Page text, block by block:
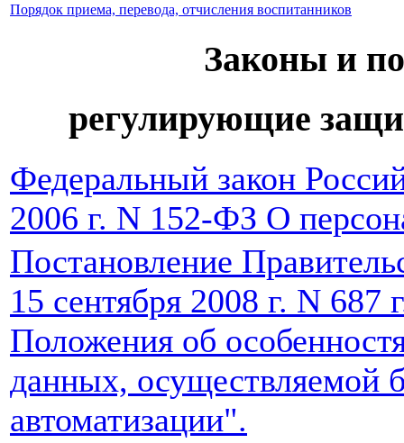
Порядок приема, перевода, отчисления воспитанников
Законы и
регулирующие
Федеральный закон
2006 г. N 152-ФЗ О
Постановление
15 сентября 2008 г. N
Положения об
данных, осуществляемой
автоматизации".